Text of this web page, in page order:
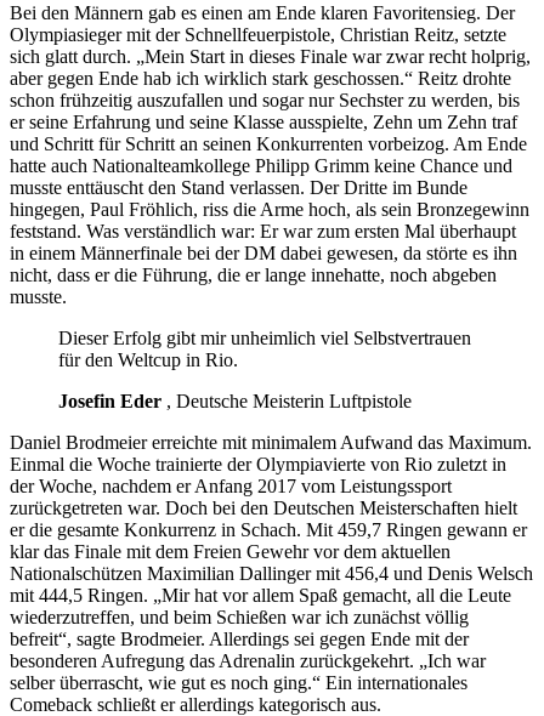
Bei den Männern gab es einen am Ende klaren Favoritensieg. Der
Olympiasieger mit der Schnellfeuerpistole, Christian Reitz, setzte
sich glatt durch. „Mein Start in dieses Finale war zwar recht holprig,
aber gegen Ende hab ich wirklich stark geschossen.“ Reitz drohte
schon frühzeitig auszufallen und sogar nur Sechster zu werden, bis
er seine Erfahrung und seine Klasse ausspielte, Zehn um Zehn traf
und Schritt für Schritt an seinen Konkurrenten vorbeizog. Am Ende
hatte auch Nationalteamkollege Philipp Grimm keine Chance und
musste enttäuscht den Stand verlassen. Der Dritte im Bunde
hingegen, Paul Fröhlich, riss die Arme hoch, als sein Bronzegewinn
feststand. Was verständlich war: Er war zum ersten Mal überhaupt
in einem Männerfinale bei der DM dabei gewesen, da störte es ihn
nicht, dass er die Führung, die er lange innehatte, noch abgeben
musste.
Dieser Erfolg gibt mir unheimlich viel Selbstvertrauen
für den Weltcup in Rio.
Josefin Eder , Deutsche Meisterin Luftpistole
Daniel Brodmeier erreichte mit minimalem Aufwand das Maximum.
Einmal die Woche trainierte der Olympiavierte von Rio zuletzt in
der Woche, nachdem er Anfang 2017 vom Leistungssport
zurückgetreten war. Doch bei den Deutschen Meisterschaften hielt
er die gesamte Konkurrenz in Schach. Mit 459,7 Ringen gewann er
klar das Finale mit dem Freien Gewehr vor dem aktuellen
Nationalschützen Maximilian Dallinger mit 456,4 und Denis Welsch
mit 444,5 Ringen. „Mir hat vor allem Spaß gemacht, all die Leute
wiederzutreffen, und beim Schießen war ich zunächst völlig
befreit“, sagte Brodmeier. Allerdings sei gegen Ende mit der
besonderen Aufregung das Adrenalin zurückgekehrt. „Ich war
selber überrascht, wie gut es noch ging.“ Ein internationales
Comeback schließt er allerdings kategorisch aus.